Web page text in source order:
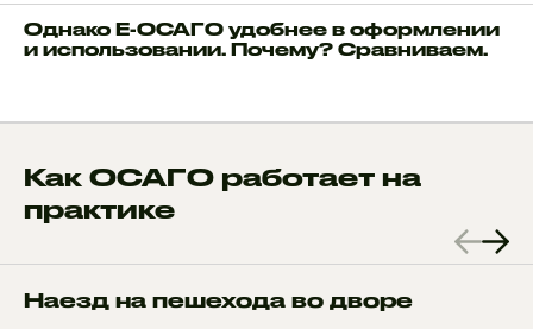
Однако Е-ОСАГО удобнее в оформлении
и использовании. Почему? Сравниваем.
Как ОСАГО работает на
практике
Наезд на пешехода во дворе